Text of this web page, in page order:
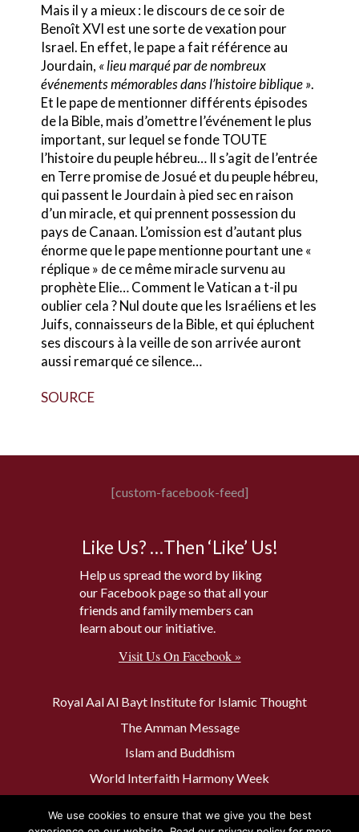
Mais il y a mieux : le discours de ce soir de
Benoît XVI est une sorte de vexation pour
Israel. En effet, le pape a fait référence au
Jourdain, « lieu marqué par de nombreux
événements mémorables dans l’histoire biblique ».
Et le pape de mentionner différents épisodes
de la Bible, mais d’omettre l’événement le plus
important, sur lequel se fonde TOUTE
l’histoire du peuple hébreu… Il s’agit de l’entrée
en Terre promise de Josué et du peuple hébreu,
qui passent le Jourdain à pied sec en raison
d’un miracle, et qui prennent possession du
pays de Canaan. L’omission est d’autant plus
énorme que le pape mentionne pourtant une «
réplique » de ce même miracle survenu au
prophète Elie… Comment le Vatican a t-il pu
oublier cela ? Nul doute que les Israéliens et les
Juifs, connaisseurs de la Bible, et qui épluchent
ses discours à la veille de son arrivée auront
aussi remarqué ce silence…
SOURCE
[custom-facebook-feed]
Like Us? …Then ‘Like’ Us!
Help us spread the word by liking
our Facebook page so that all your
friends and family members can
learn about our initiative.
Visit Us On Facebook »
Royal Aal Al Bayt Institute for Islamic Thought
The Amman Message
Islam and Buddhism
World Interfaith Harmony Week
The Muslim 500
We use cookies to ensure that we give you the best